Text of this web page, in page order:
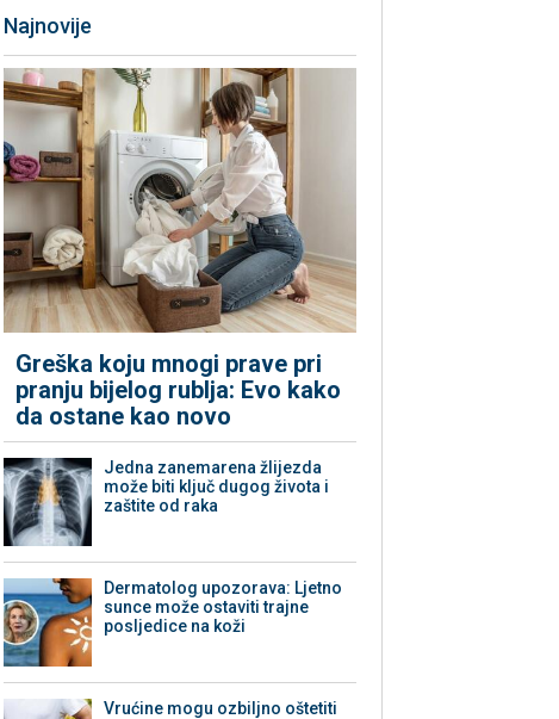
Najnovije
Greška koju mnogi prave pri
pranju bijelog rublja: Evo kako
da ostane kao novo
Jedna zanemarena žlijezda
može biti ključ dugog života i
zaštite od raka
Dermatolog upozorava: Ljetno
sunce može ostaviti trajne
posljedice na koži
Vrućine mogu ozbiljno oštetiti